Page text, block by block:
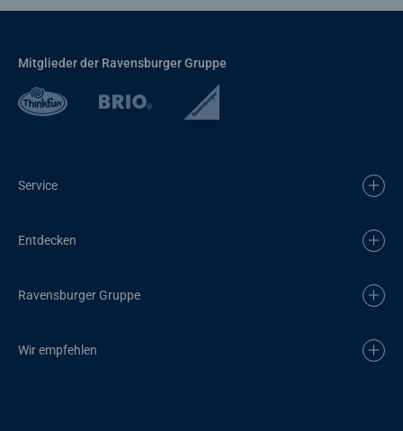
Mitglieder der Ravensburger Gruppe
Service
Entdecken
Ravensburger Gruppe
Wir empfehlen